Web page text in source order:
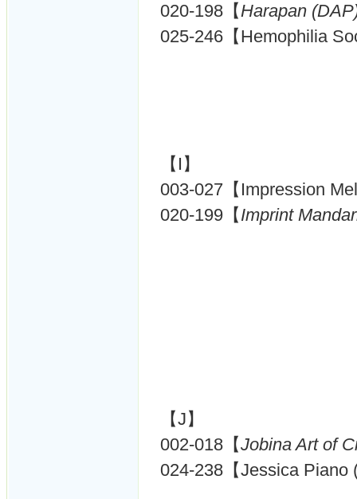
020-198【Harapan
025-246【Hemophilia
【I】
003-027【Impression
020-199【Imprint
【J】
002-018【Jobina Art of
024-238【Jessica Piano